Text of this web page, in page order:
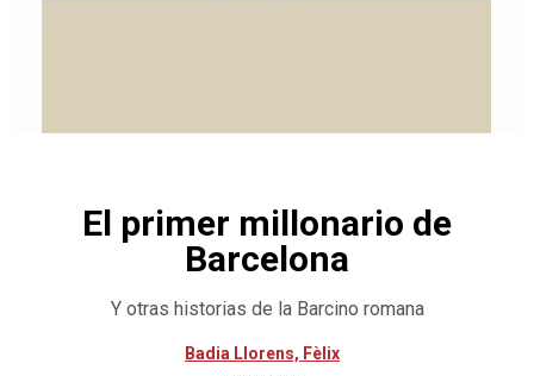
El primer millonario de
Barcelona
Y otras historias de la Barcino romana
Badia Llorens, Fèlix